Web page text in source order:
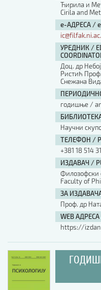
Ћирила и
Cirila and
е-АДРЕСА /
УРЕДНИК /
Доц. др
Ристић
Снежана
годишње /
БИБЛИОТЕКА
Научни
ТЕЛЕФОН /
+381 18 514
ИЗДАВАЧ /
Филозофски
Faculty of
ЗА ИЗДАВАЧА
Проф. др
WEB АДРЕСА
https://